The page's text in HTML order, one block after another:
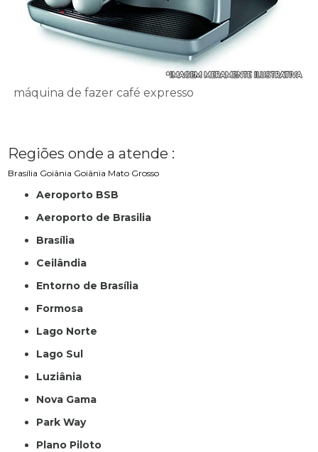
máquina de fazer café expresso
Regiões onde a atende :
Brasília Goiânia Goiânia Mato Grosso
Aeroporto BSB
Aeroporto de Brasilia
Brasília
Ceilândia
Entorno de Brasília
Formosa
Lago Norte
Lago Sul
Luziânia
Nova Gama
Park Way
Plano Piloto